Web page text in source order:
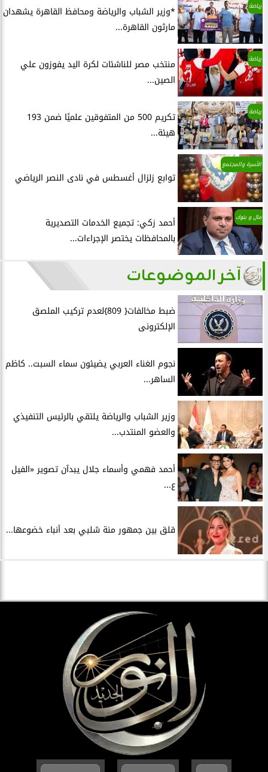
رياضة
*وزير الشباب والرياضة ومحافظ القاهرة يشهدان
مارثون القاهرة...
رياضة
منتخب مصر للناشئات لكرة اليد يفوزون علي
الصين...
رياضة
تكريم 500 من المتفوقين علميًا ضمن 193
هيئة...
الأسرة والمجتمع
توابع زلزال أغسطس في نادى النصر الرياضي
مال و بنوك
أحمد زكي: تجميع الخدمات التصديرية
بالمحافظات يختصر الإجراءات...
آخر الموضوعات
ضبط مخالفات{ 809}لعدم تركيب الملصق
الإلكترونى
نجوم الغناء العربي يضيئون سماء السبت.. كاظم
الساهر...
وزير الشباب والرياضة يلتقي بالرئيس التنفيذي
والعضو المنتدب...
أحمد فهمي وأسماء جلال يبدآن تصوير «الفيل
ع...
قلق بين جمهور منة شلبي بعد أنباء خضوعها...